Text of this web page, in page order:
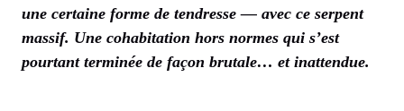
une certaine forme de tendresse — avec ce serpent
massif. Une cohabitation hors normes qui s’est
pourtant terminée de façon brutale… et inattendue.